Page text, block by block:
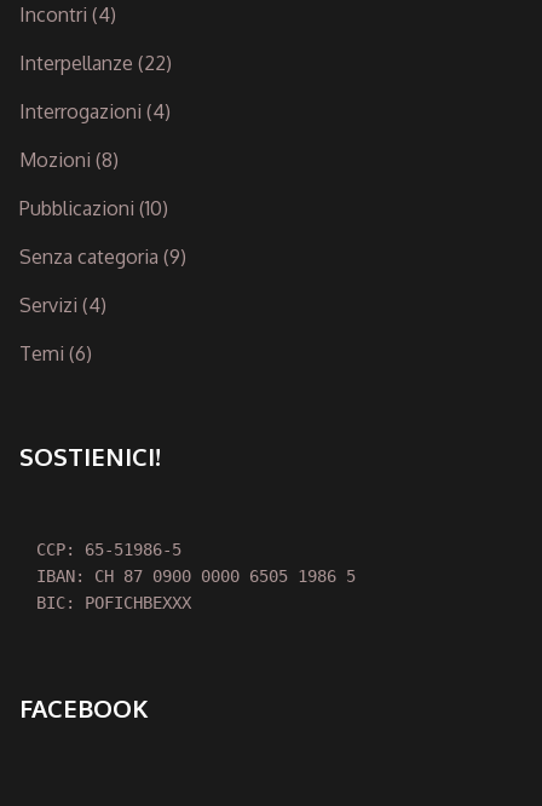
Incontri (4)
Interpellanze (22)
Interrogazioni (4)
Mozioni (8)
Pubblicazioni (10)
Senza categoria (9)
Servizi (4)
Temi (6)
SOSTIENICI!
CCP: 65-51986-5
IBAN: CH 87 0900 0000 6505 1986 5
BIC: POFICHBEXXX
FACEBOOK